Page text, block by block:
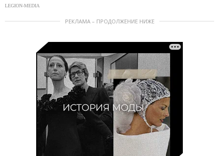
LEGION-MEDIA
РЕКЛАМА – ПРОДОЛЖЕНИЕ НИЖЕ